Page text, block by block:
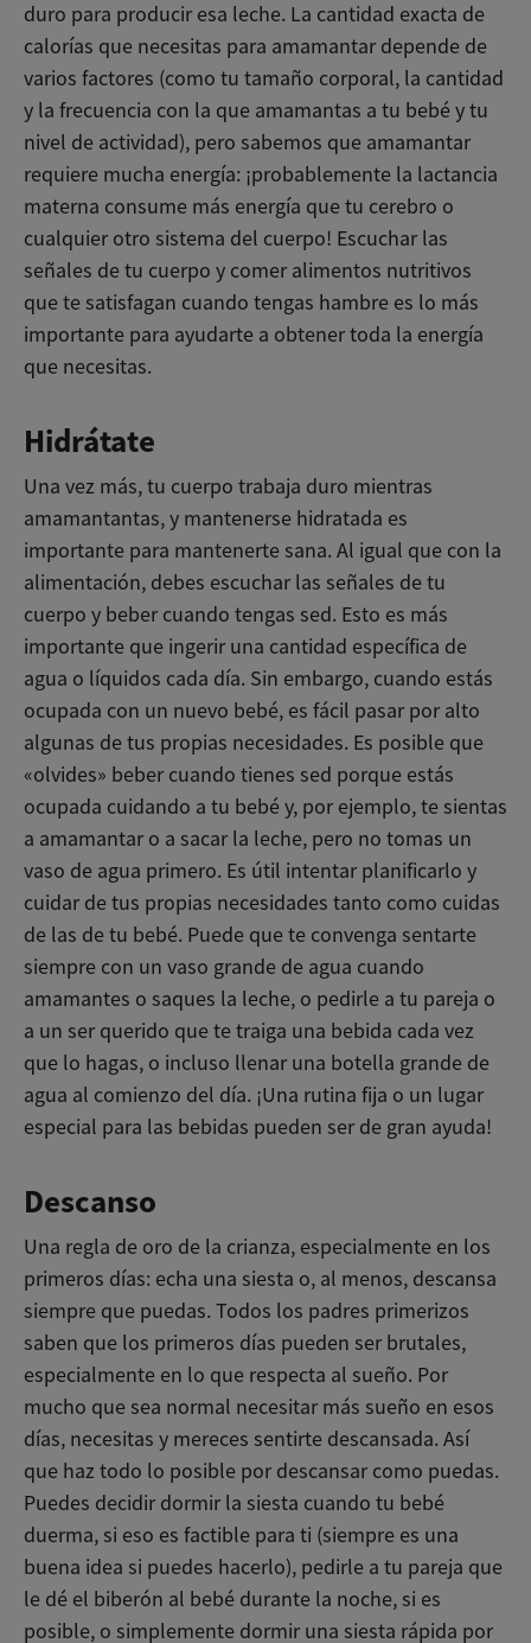
duro para producir esa leche. La cantidad exacta de
calorías que necesitas para amamantar depende de
varios factores (como tu tamaño corporal, la cantidad
y la frecuencia con la que amamantas a tu bebé y tu
nivel de actividad), pero sabemos que amamantar
requiere mucha energía: ¡probablemente la lactancia
materna consume más energía que tu cerebro o
cualquier otro sistema del cuerpo! Escuchar las
señales de tu cuerpo y comer alimentos nutritivos
que te satisfagan cuando tengas hambre es lo más
importante para ayudarte a obtener toda la energía
que necesitas.
Hidrátate
Una vez más, tu cuerpo trabaja duro mientras
amamantantas, y mantenerse hidratada es
importante para mantenerte sana. Al igual que con la
alimentación, debes escuchar las señales de tu
cuerpo y beber cuando tengas sed. Esto es más
importante que ingerir una cantidad específica de
agua o líquidos cada día. Sin embargo, cuando estás
ocupada con un nuevo bebé, es fácil pasar por alto
algunas de tus propias necesidades. Es posible que
«olvides» beber cuando tienes sed porque estás
ocupada cuidando a tu bebé y, por ejemplo, te sientas
a amamantar o a sacar la leche, pero no tomas un
vaso de agua primero. Es útil intentar planificarlo y
cuidar de tus propias necesidades tanto como cuidas
de las de tu bebé. Puede que te convenga sentarte
siempre con un vaso grande de agua cuando
amamantes o saques la leche, o pedirle a tu pareja o
a un ser querido que te traiga una bebida cada vez
que lo hagas, o incluso llenar una botella grande de
agua al comienzo del día. ¡Una rutina fija o un lugar
especial para las bebidas pueden ser de gran ayuda!
Descanso
Una regla de oro de la crianza, especialmente en los
primeros días: echa una siesta o, al menos, descansa
siempre que puedas. Todos los padres primerizos
saben que los primeros días pueden ser brutales,
especialmente en lo que respecta al sueño. Por
mucho que sea normal necesitar más sueño en esos
días, necesitas y mereces sentirte descansada. Así
que haz todo lo posible por descansar como puedas.
Puedes decidir dormir la siesta cuando tu bebé
duerma, si eso es factible para ti (siempre es una
buena idea si puedes hacerlo), pedirle a tu pareja que
le dé el biberón al bebé durante la noche, si es
posible, o simplemente dormir una siesta rápida por